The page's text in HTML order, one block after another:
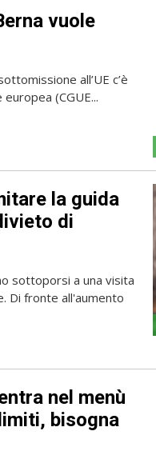
vuole
all’UE c’è
(CGUE...
la guida
di
sottoporsi a una visita
Di fronte all'aumento
nel menù
bisogna